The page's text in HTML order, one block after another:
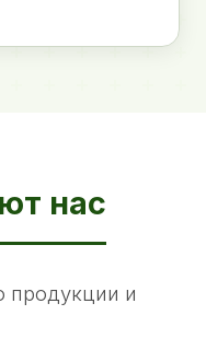
нас
продукции и